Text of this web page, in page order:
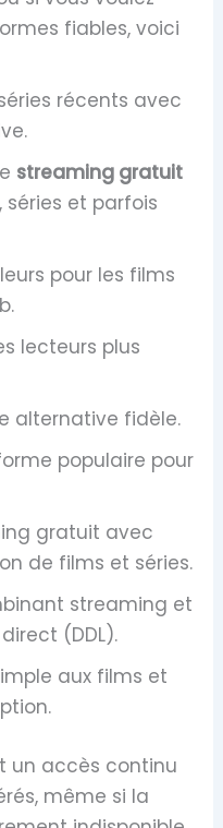
fiables, voici
récents avec
streaming gratuit
et parfois
pour les films
lecteurs plus
alternative fidèle.
populaire pour
gratuit avec
de films et séries.
streaming et
(DDL).
aux films et
un accès continu
même si la